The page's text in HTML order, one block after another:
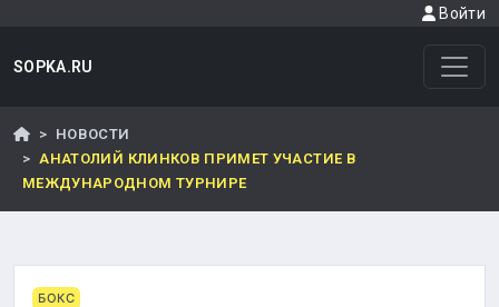
Войти
SOPKA.RU
НОВОСТИ
АНАТОЛИЙ КЛИНКОВ ПРИМЕТ УЧАСТИЕ В
МЕЖДУНАРОДНОМ ТУРНИРЕ
БОКС